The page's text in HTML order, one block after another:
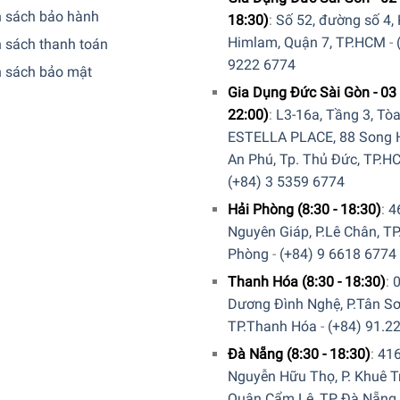
về phía giữa. Nếu nồi được làm nóng, đất mở rộng và
vòi gốm và cảm ứng – và tất nhiên nó là máy rửa chén an
không ảnh hưởng gì đến việc nấu nướng, ngay cả khi nồi
cũng được chế tạo dựa trên
tay, một loại nước sốt có thể được định lượng và rót hoàn
sách bảo hành
sách thanh toán
sách bảo mật
18:30): Số 52, đường số 4,
Himlam, Quận 7, TP.HCM -
9222 6774
Gia Dụng Đức Sài Gòn - 03
22:00): L3-16a, Tầng 3,
ESTELLA PLACE, 88 Song
An Phú, Tp. Thủ Đức,
(+84) 3 5359 6774
Hải Phòng (8:30 - 18:30):
Nguyên Giáp, P.Lê Chân,
Phòng - (+84) 9 6618 6774
Thanh Hóa (8:30 - 18:30):
Dương Đình Nghệ, P.Tân
TP.Thanh Hóa - (+84)
Đà Nẵng (8:30 - 18:30):
Nguyễn Hữu Thọ, P. Khuê